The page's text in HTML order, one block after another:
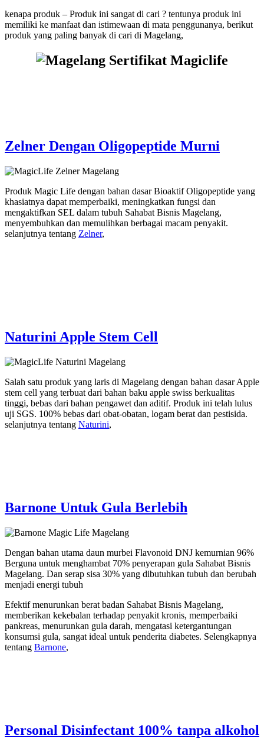
kenapa produk – Produk ini sangat di cari ? tentunya produk ini
memiliki ke manfaat dan istimewaan di mata penggunanya, berikut
produk yang paling banyak di cari di Magelang,
Zelner Dengan Oligopeptide Murni
Produk Magic Life dengan bahan dasar Bioaktif Oligopeptide yang
khasiatnya dapat memperbaiki, meningkatkan fungsi dan
mengaktifkan SEL dalam tubuh Sahabat Bisnis Magelang,
menyembuhkan dan memulihkan berbagai macam penyakit.
selanjutnya tentang Zelner,
Naturini Apple Stem Cell
Salah satu produk yang laris di Magelang dengan bahan dasar Apple
stem cell yang terbuat dari bahan baku apple swiss berkualitas
tinggi, bebas dari bahan pengawet dan aditif. Produk ini telah lulus
uji SGS. 100% bebas dari obat-obatan, logam berat dan pestisida.
selanjutnya tentang Naturini,
Barnone Untuk Gula Berlebih
Dengan bahan utama daun murbei Flavonoid DNJ kemurnian 96%
Berguna untuk menghambat 70% penyerapan gula Sahabat Bisnis
Magelang. Dan serap sisa 30% yang dibutuhkan tubuh dan berubah
menjadi energi tubuh
Efektif menurunkan berat badan Sahabat Bisnis Magelang,
memberikan kekebalan terhadap penyakit kronis, memperbaiki
pankreas, menurunkan gula darah, mengatasi ketergantungan
konsumsi gula, sangat ideal untuk penderita diabetes. Selengkapnya
tentang Barnone,
Personal Disinfectant 100% tanpa alkohol